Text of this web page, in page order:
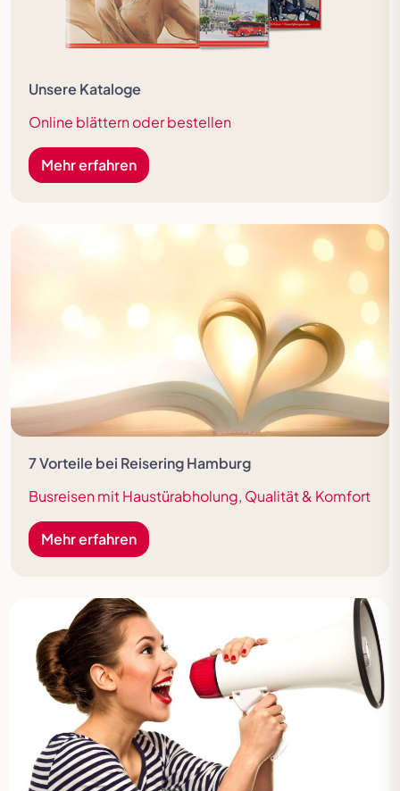
Unsere Kataloge
Online blättern oder bestellen
Mehr erfahren
7 Vorteile bei Reisering Hamburg
Busreisen mit Haustürabholung, Qualität & Komfort
Mehr erfahren